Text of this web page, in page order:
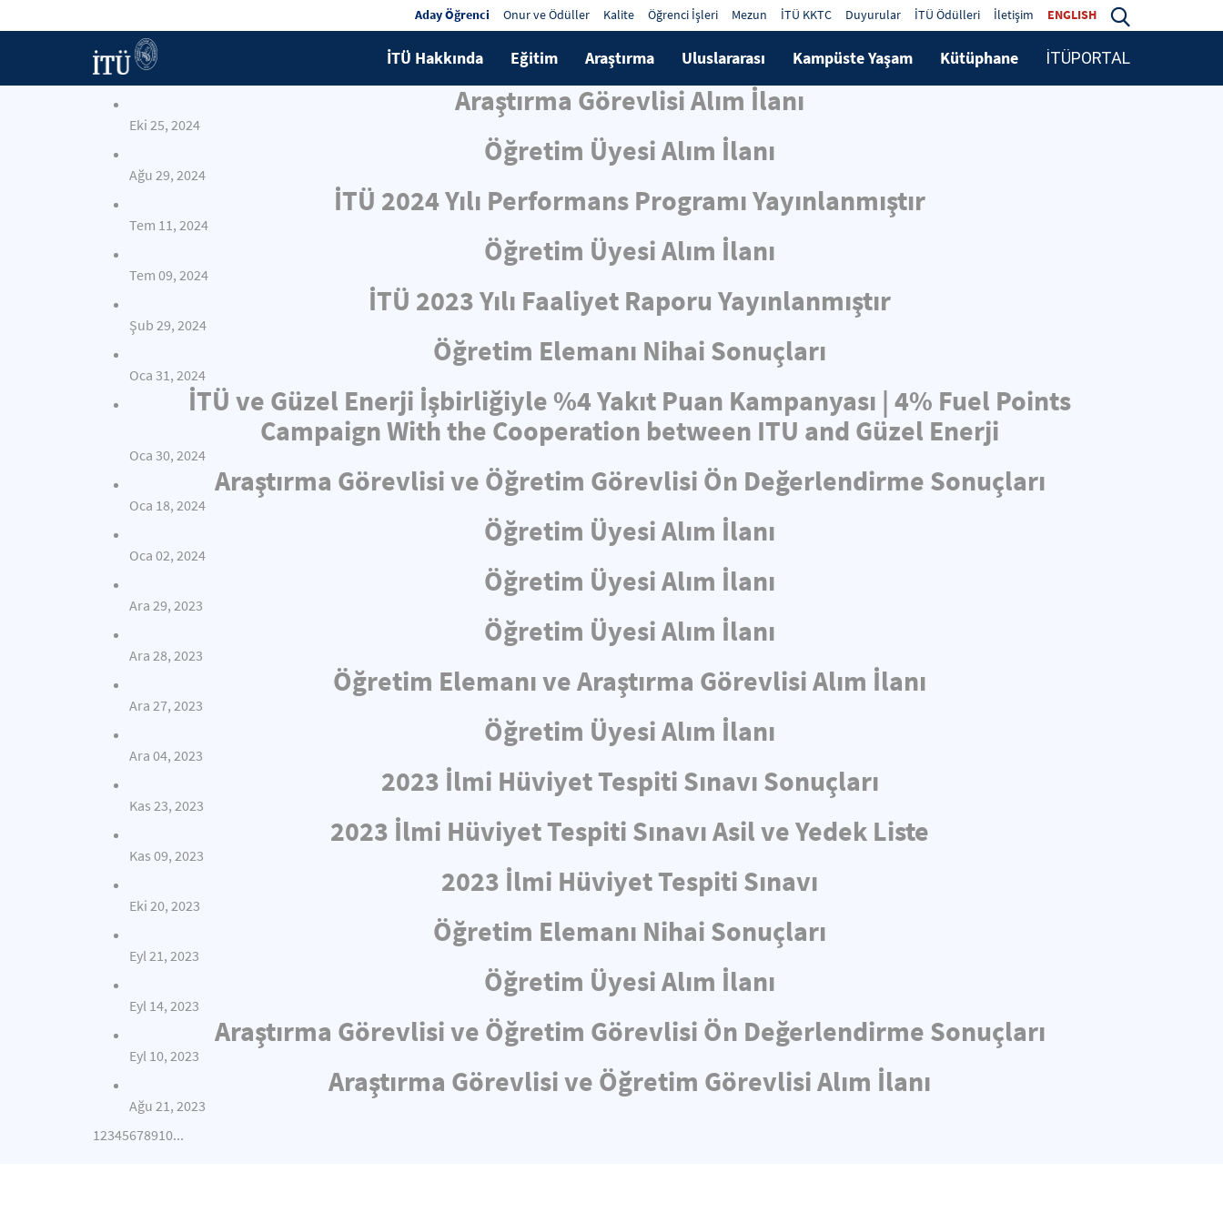
Aday Öğrenci Onur ve Ödüller Kalite Öğrenci İşleri Mezun İTÜ KKTC Duyurular İTÜ Ödülleri İletişim ENGLISH
İTÜ Hakkında Eğitim Araştırma Uluslararası Kampüste Yaşam Kütüphane İTÜPORTAL
Araştırma Görevlisi Alım İlanı
Eki 25, 2024
Öğretim Üyesi Alım İlanı
Ağu 29, 2024
İTÜ 2024 Yılı Performans Programı Yayınlanmıştır
Tem 11, 2024
Öğretim Üyesi Alım İlanı
Tem 09, 2024
İTÜ 2023 Yılı Faaliyet Raporu Yayınlanmıştır
Şub 29, 2024
Öğretim Elemanı Nihai Sonuçları
Oca 31, 2024
İTÜ ve Güzel Enerji İşbirliğiyle %4 Yakıt Puan Kampanyası | 4% Fuel Points
Campaign With the Cooperation between ITU and Güzel Enerji
Oca 30, 2024
Araştırma Görevlisi ve Öğretim Görevlisi Ön Değerlendirme Sonuçları
Oca 18, 2024
Öğretim Üyesi Alım İlanı
Oca 02, 2024
Öğretim Üyesi Alım İlanı
Ara 29, 2023
Öğretim Üyesi Alım İlanı
Ara 28, 2023
Öğretim Elemanı ve Araştırma Görevlisi Alım İlanı
Ara 27, 2023
Öğretim Üyesi Alım İlanı
Ara 04, 2023
2023 İlmi Hüviyet Tespiti Sınavı Sonuçları
Kas 23, 2023
2023 İlmi Hüviyet Tespiti Sınavı Asil ve Yedek Liste
Kas 09, 2023
2023 İlmi Hüviyet Tespiti Sınavı
Eki 20, 2023
Öğretim Elemanı Nihai Sonuçları
Eyl 21, 2023
Öğretim Üyesi Alım İlanı
Eyl 14, 2023
Araştırma Görevlisi ve Öğretim Görevlisi Ön Değerlendirme Sonuçları
Eyl 10, 2023
Araştırma Görevlisi ve Öğretim Görevlisi Alım İlanı
Ağu 21, 2023
12345678910...